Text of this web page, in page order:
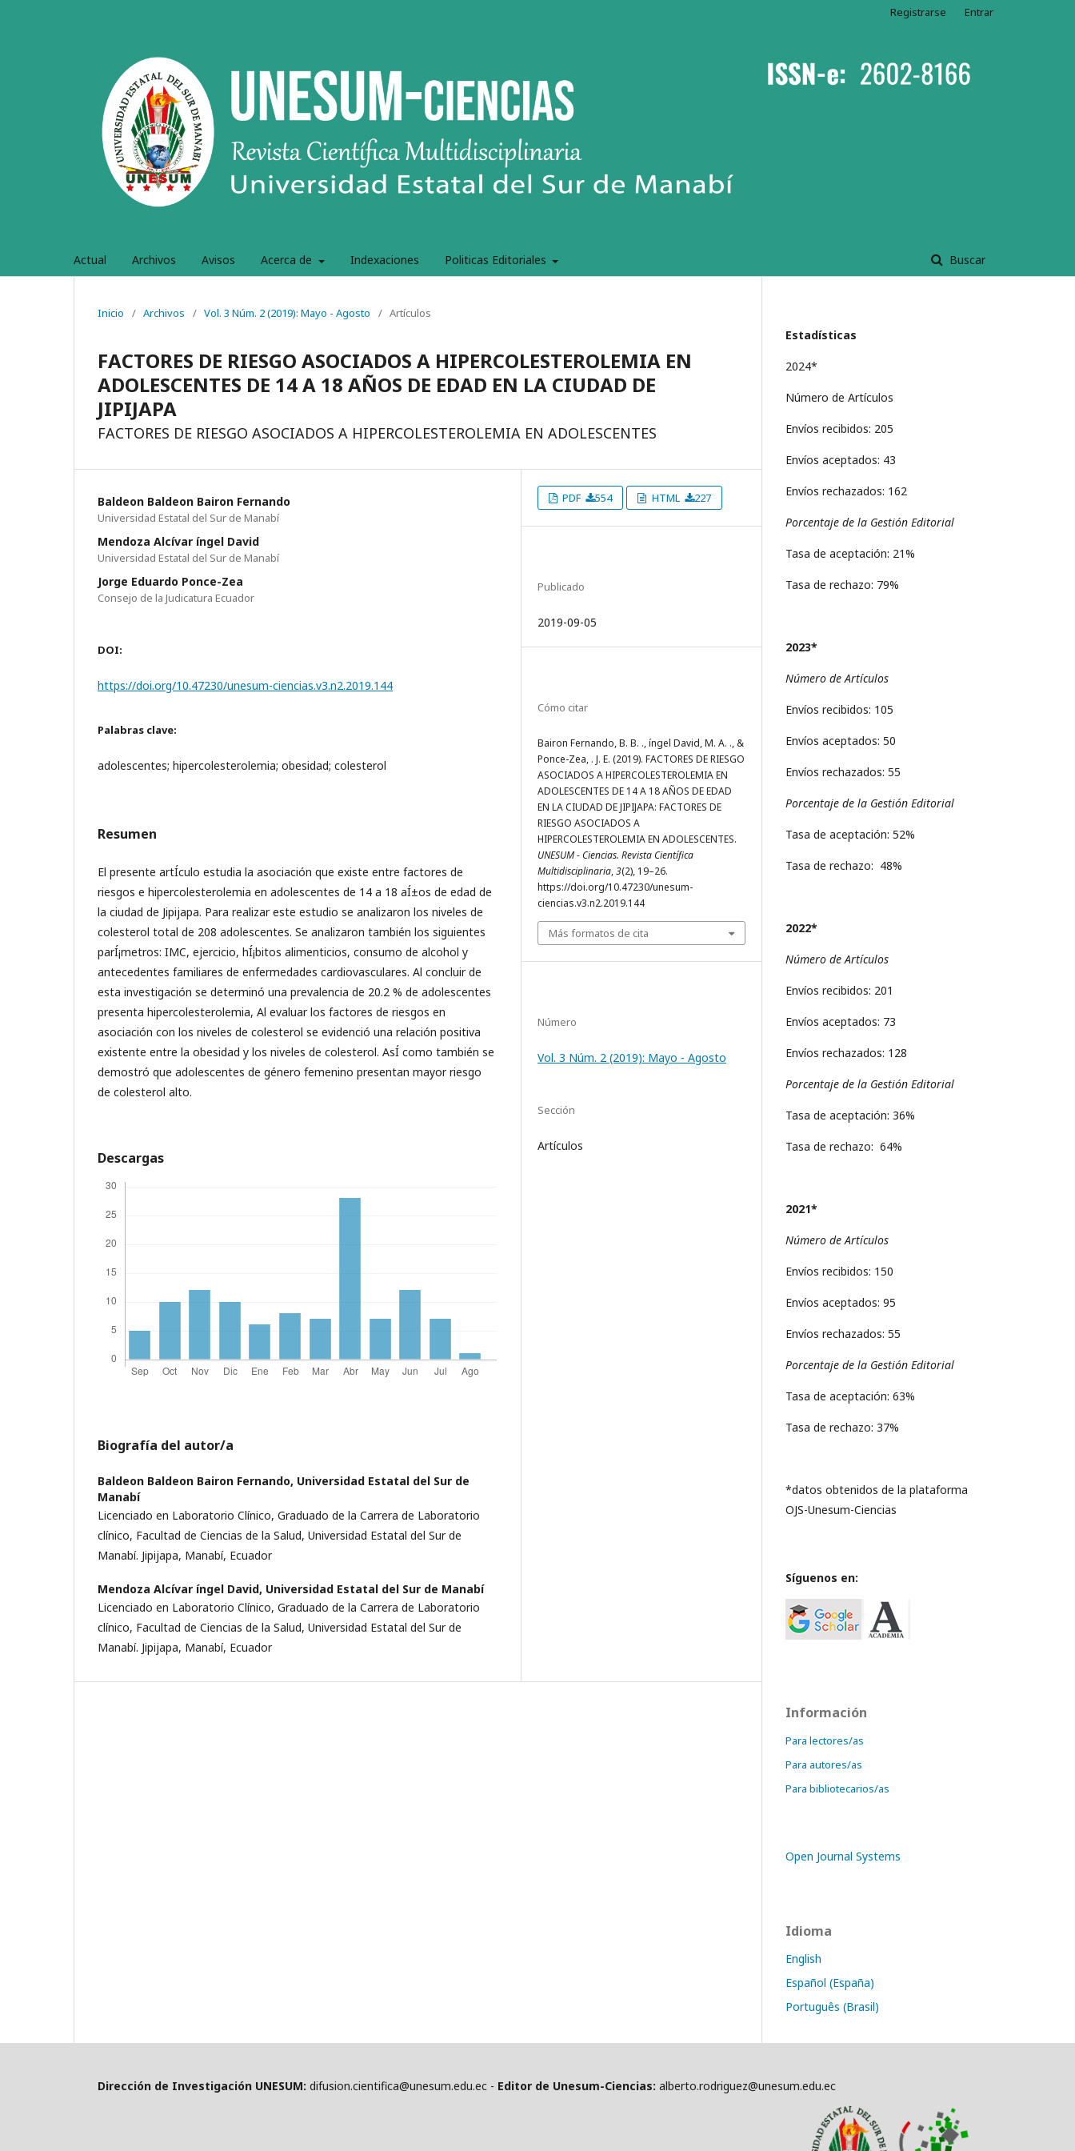
Actual Archivos Avisos Acerca de Indexaciones Politicas Editoriales Buscar
Registrarse Entrar
Inicio / Archivos / Vol. 3 Núm. 2 (2019): Mayo - Agosto / Artículos
FACTORES DE RIESGO ASOCIADOS A HIPERCOLESTEROLEMIA EN
ADOLESCENTES DE 14 A 18 AÑOS DE EDAD EN LA CIUDAD DE
JIPIJAPA
FACTORES DE RIESGO ASOCIADOS A HIPERCOLESTEROLEMIA EN ADOLESCENTES
Baldeon Baldeon Bairon Fernando
Universidad Estatal del Sur de Manabí­
Mendoza Alcí­var íngel David
Universidad Estatal del Sur de Manabí­
Jorge Eduardo Ponce-Zea
Consejo de la Judicatura Ecuador
DOI:
https://doi.org/10.47230/unesum-ciencias.v3.n2.2019.144
Palabras clave:
adolescentes; hipercolesterolemia; obesidad; colesterol
Resumen
El presente artÍ­culo estudia la asociación que existe entre factores de
riesgos e hipercolesterolemia en adolescentes de 14 a 18 aÍ±os de edad de
la ciudad de Jipijapa. Para realizar este estudio se analizaron los niveles de
colesterol total de 208 adolescentes. Se analizaron también los siguientes
parÍ¡metros: IMC, ejercicio, hÍ¡bitos alimenticios, consumo de alcohol y
antecedentes familiares de enfermedades cardiovasculares. Al concluir de
esta investigación se determinó una prevalencia de 20.2 % de adolescentes
presenta hipercolesterolemia, Al evaluar los factores de riesgos en
asociación con los niveles de colesterol se evidenció una relación positiva
existente entre la obesidad y los niveles de colesterol. AsÍ­ como también se
demostró que adolescentes de género femenino presentan mayor riesgo
de colesterol alto.
Descargas
Biografía del autor/a
Baldeon Baldeon Bairon Fernando, Universidad Estatal del Sur de
Manabí­
Licenciado en Laboratorio Clí­nico, Graduado de la Carrera de Laboratorio
clí­nico, Facultad de Ciencias de la Salud, Universidad Estatal del Sur de
Manabí­. Jipijapa, Manabí­, Ecuador
Mendoza Alcí­var íngel David, Universidad Estatal del Sur de Manabí­
Licenciado en Laboratorio Clí­nico, Graduado de la Carrera de Laboratorio
clí­nico, Facultad de Ciencias de la Salud, Universidad Estatal del Sur de
Manabí­. Jipijapa, Manabí­, Ecuador
PDF 554 HTML 227
Publicado
2019-09-05
Cómo citar
Bairon Fernando, B. B. ., íngel David, M. A. ., &
Ponce-Zea, . J. E. (2019). FACTORES DE RIESGO
ASOCIADOS A HIPERCOLESTEROLEMIA EN
ADOLESCENTES DE 14 A 18 AÑOS DE EDAD
EN LA CIUDAD DE JIPIJAPA: FACTORES DE
RIESGO ASOCIADOS A
HIPERCOLESTEROLEMIA EN ADOLESCENTES.
UNESUM - Ciencias. Revista Científica
Multidisciplinaria,3(2), 19–26.
https://doi.org/10.47230/unesum-
ciencias.v3.n2.2019.144
Más formatos de cita
Número
Vol. 3 Núm. 2 (2019): Mayo - Agosto
Sección
Artículos
Estadísticas
2024*
Número de Artículos
Envíos recibidos: 205
Envíos aceptados: 43
Envíos rechazados: 162
Porcentaje de la Gestión Editorial
Tasa de aceptación: 21%
Tasa de rechazo: 79%
2023*
Número de Artículos
Envíos recibidos: 105
Envíos aceptados: 50
Envíos rechazados: 55
Porcentaje de la Gestión Editorial
Tasa de aceptación: 52%
Tasa de rechazo: 48%
2022*
Número de Artículos
Envíos recibidos: 201
Envíos aceptados: 73
Envíos rechazados: 128
Porcentaje de la Gestión Editorial
Tasa de aceptación: 36%
Tasa de rechazo: 64%
2021*
Número de Artículos
Envíos recibidos: 150
Envíos aceptados: 95
Envíos rechazados: 55
Porcentaje de la Gestión Editorial
Tasa de aceptación: 63%
Tasa de rechazo: 37%
*datos obtenidos de la plataforma
OJS-Unesum-Ciencias
Síguenos en:
Información
Para lectores/as
Para autores/as
Para bibliotecarios/as
Open Journal Systems
Idioma
English
Español (España)
Português (Brasil)
Dirección de Investigación UNESUM: difusion.cientifica@unesum.edu.ec - Editor de Unesum-Ciencias: alberto.rodriguez@unesum.edu.ec